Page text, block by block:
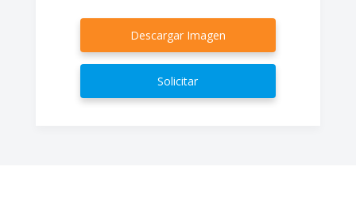
Descargar Imagen
Solicitar